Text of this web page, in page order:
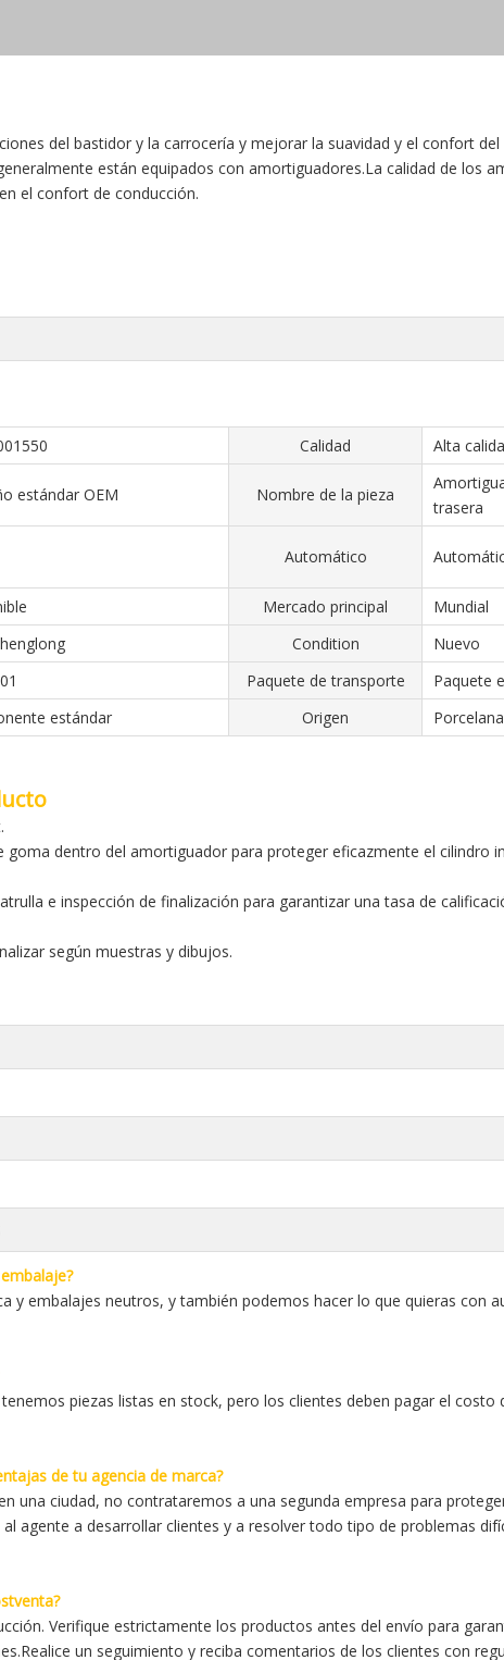
del bastidor y la carrocería y mejorar la suavidad y el confort
están equipados con amortiguadores.La calidad de los
el confort de conducción.
Calidad Alta
estándar OEM Nombre de la pieza
trasera
Automático
Mercado principal
Mundial
Condition
Nuevo
Paquete de transporte
Paquete
estándar Origen Porcelana
goma dentro del amortiguador para proteger eficazmente el cilindro
e inspección de finalización para garantizar una tasa de
según muestras y dibujos.
y embalajes neutros, y también podemos hacer lo que quieras con
piezas listas en stock, pero los clientes deben pagar el costo
de tu agencia de marca?
una ciudad, no contrataremos a una segunda empresa para
agente a desarrollar clientes y a resolver todo tipo de problemas
Verifique estrictamente los productos antes del envío para
un seguimiento y reciba comentarios de los clientes con